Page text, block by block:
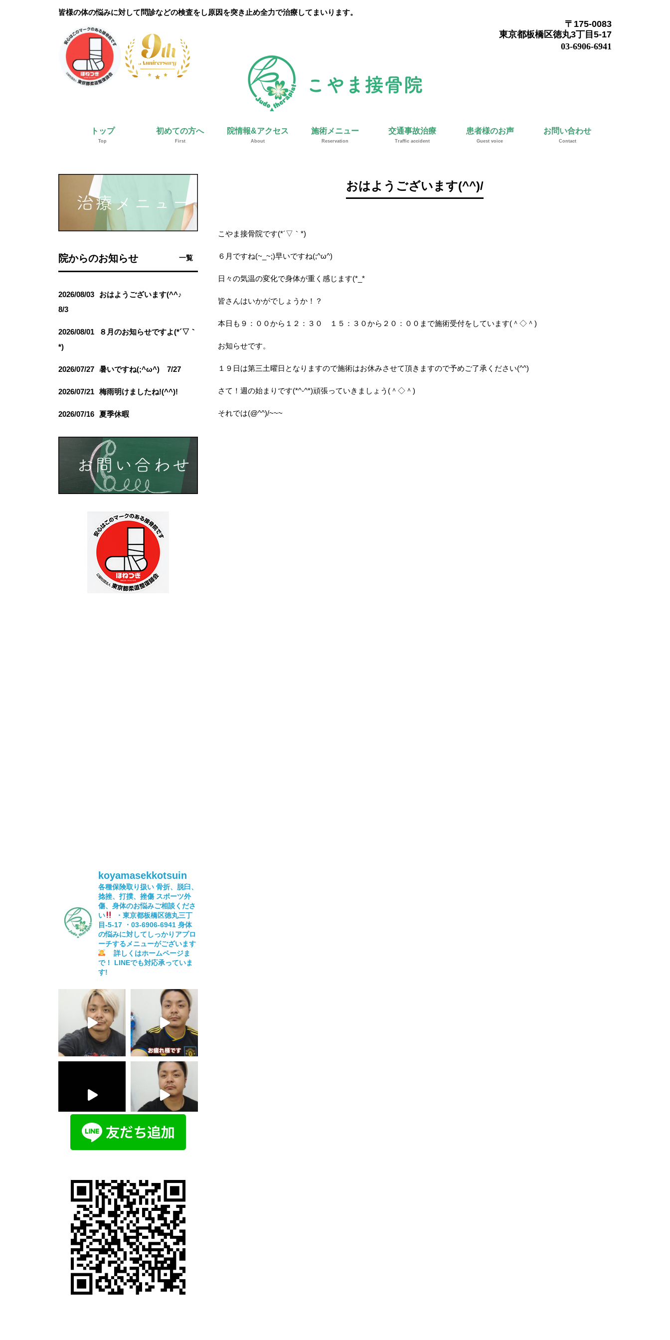
皆様の体の悩みに対して問診などの検査をし原因を突き止め全力で治療してまいります。
〒175-0083
東京都板橋区徳丸3丁目5-17
03-6906-6941
トップ
Top
初めての方へ
First
院情報&アクセス
About
施術メニュー
Reservation
交通事故治療
Traffic accident
患者様のお声
Guest voice
お問い合わせ
Contact
おはようございます(^^)/
こやま接骨院です(*´▽｀*)
６月ですね(~_~;)早いですね(;^ω^)
日々の気温の変化で身体が重く感じます(*_*
皆さんはいかがでしょうか！？
本日も９：００から１２：３０ １５：３０から２０：００まで施術受付をしています(＾◇＾)
お知らせです。
１９日は第三土曜日となりますので施術はお休みさせて頂きますので予めご了承ください(^^)
さて！週の始まりです(*^-^*)頑張っていきましょう(＾◇＾)
それでは(@^^)/~~~
院からのお知らせ 一覧
2026/08/03
おはようございます(^^♪
8/3
2026/08/01
８月のお知らせですよ(*´▽｀
*)
2026/07/27 暑いですね(;^ω^) 7/27
2026/07/21 梅雨明けましたね!(^^)!
2026/07/16 夏季休暇
koyamasekkotsuin
各種保険取り扱い 骨折、脱臼、
捻挫、打撲、挫傷 スポーツ外
傷、身体のお悩みご相談くださ
い
・東京都板橋区徳丸三丁
目-5-17 ・03-6906-6941 身体
の悩みに対してしっかりアプロ
ーチするメニューがございます
詳しくはホームページま
で！
LINEでも対応承っていま
す!